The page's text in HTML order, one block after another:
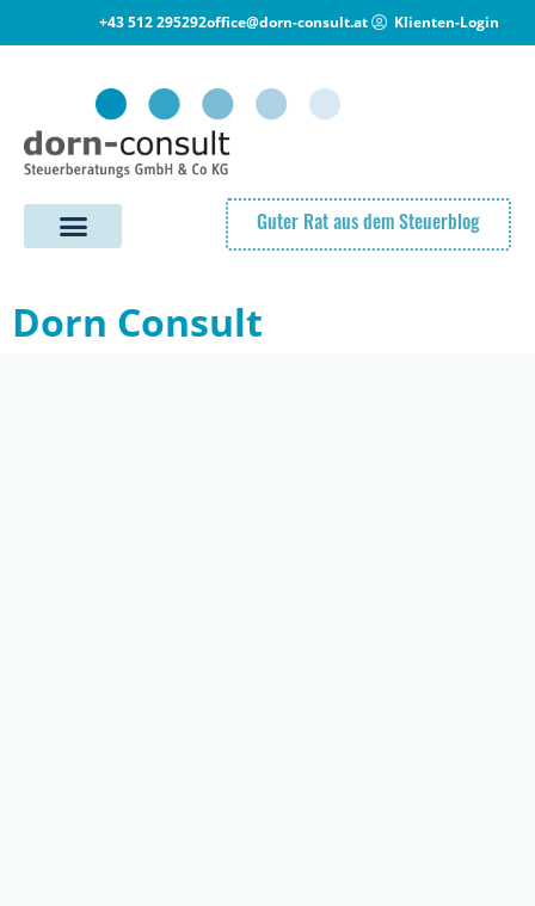
+43 512 295292office@dorn-consult.at Klienten-Login
Guter Rat aus dem Steuerblog
Dorn Consult